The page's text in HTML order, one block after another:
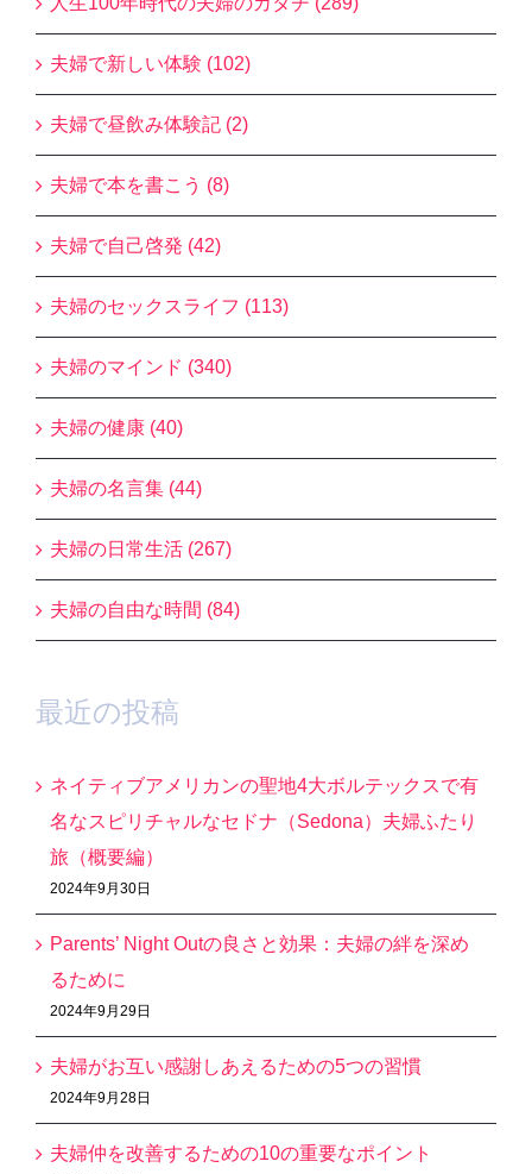
夫婦で新しい体験 (102)
夫婦で昼飲み体験記 (2)
夫婦で本を書こう (8)
夫婦で自己啓発 (42)
夫婦のセックスライフ (113)
夫婦のマインド (340)
夫婦の健康 (40)
夫婦の名言集 (44)
夫婦の日常生活 (267)
夫婦の自由な時間 (84)
最近の投稿
ネイティブアメリカンの聖地4大ボルテックスで有
名なスピリチャルなセドナ（Sedona）夫婦ふたり
旅（概要編）
2024年9月30日
Parents’ Night Outの良さと効果：夫婦の絆を深め
るために
2024年9月29日
夫婦がお互い感謝しあえるための5つの習慣
2024年9月28日
夫婦仲を改善するための10の重要なポイント